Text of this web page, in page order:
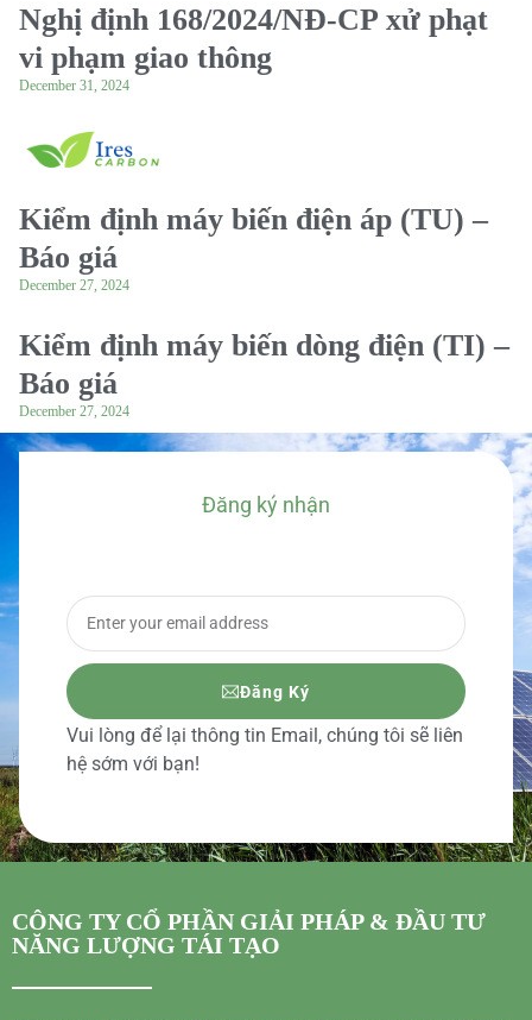
Nghị định 168/2024/NĐ-CP xử phạt
vi phạm giao thông
December 31, 2024
Kiểm định máy biến điện áp (TU) –
Báo giá
December 27, 2024
Kiểm định máy biến dòng điện (TI) –
Báo giá
December 27, 2024
Đăng ký nhận
Đăng Ký
Vui lòng để lại thông tin Email, chúng tôi sẽ liên
hệ sớm với bạn!
CÔNG TY CỔ PHẦN GIẢI PHÁP & ĐẦU TƯ
NĂNG LƯỢNG TÁI TẠO